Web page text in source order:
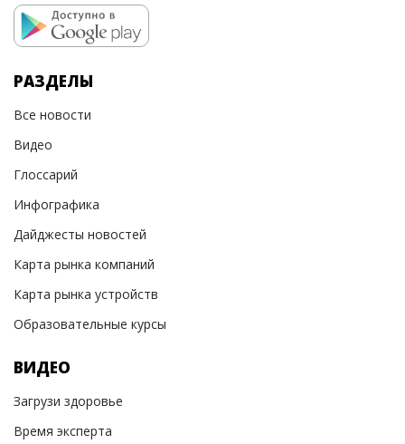
РАЗДЕЛЫ
Все новости
Видео
Глоссарий
Инфографика
Дайджесты новостей
Карта рынка компаний
Карта рынка устройств
Образовательные курсы
ВИДЕО
Загрузи здоровье
Время эксперта